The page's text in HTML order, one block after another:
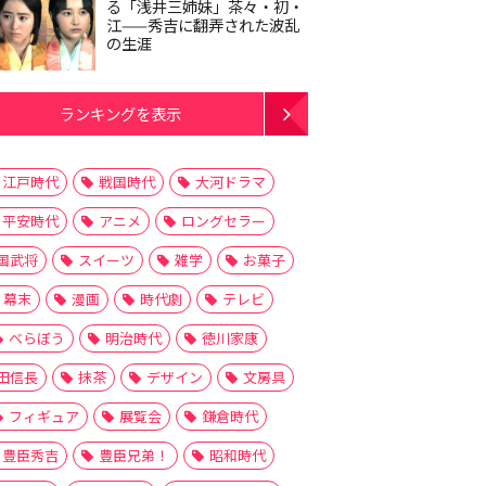
る「浅井三姉妹」茶々・初・
江——秀吉に翻弄された波乱
の生涯
ランキングを表示
江戸時代 戦国時代
大河ドラマ
平安時代
アニメ
ロングセラー
武将
スイーツ 雑学
お菓子
幕末
漫画 時代劇
テレビ
べらぼう
明治時代
徳川家康
信長
抹茶 デザイン
文房具
フィギュア
展覧会
鎌倉時代
豊臣秀吉
豊臣兄弟！
昭和時代